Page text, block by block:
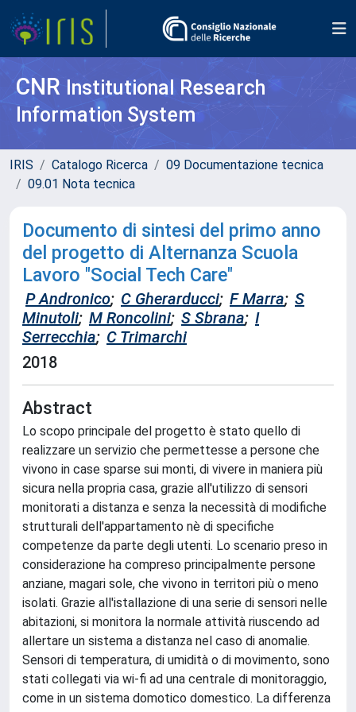
CNR Institutional Research
Information System
IRIS Catalogo Ricerca
09 Documentazione tecnica
09.01 Nota tecnica
Documento di sintesi del primo anno
del progetto di Alternanza Scuola
Lavoro "Social Tech Care"
P Andronico; C Gherarducci; F Marra; S
Minutoli; M Roncolini; S Sbrana; I
Serrecchia; C Trimarchi
2018
Abstract
Lo scopo principale del progetto è stato quello di
realizzare un servizio che permettesse a persone che
vivono in case sparse sui monti, di vivere in maniera più
sicura nella propria casa, grazie all'utilizzo di sensori
monitorati a distanza e senza la necessità di modifiche
strutturali dell'appartamento nè di specifiche
competenze da parte degli utenti. Lo scenario preso in
considerazione ha compreso principalmente persone
anziane, magari sole, che vivono in territori più o meno
isolati. Grazie all'istallazione di una serie di sensori nelle
abitazioni, si monitora la normale attività riuscendo ad
allertare un sistema a distanza nel caso di anomalie.
Sensori di temperatura, di umidità o di movimento, sono
stati collegati via wi-fi ad una centrale di monitoraggio,
come in un sistema domotico domestico. La differenza